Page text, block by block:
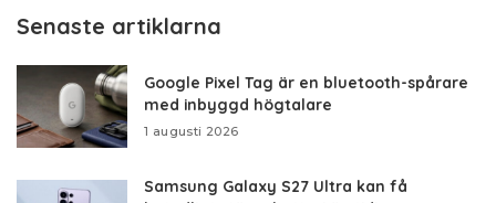
Senaste artiklarna
Google Pixel Tag är en bluetooth-spårare
med inbyggd högtalare
1 augusti 2026
Samsung Galaxy S27 Ultra kan få